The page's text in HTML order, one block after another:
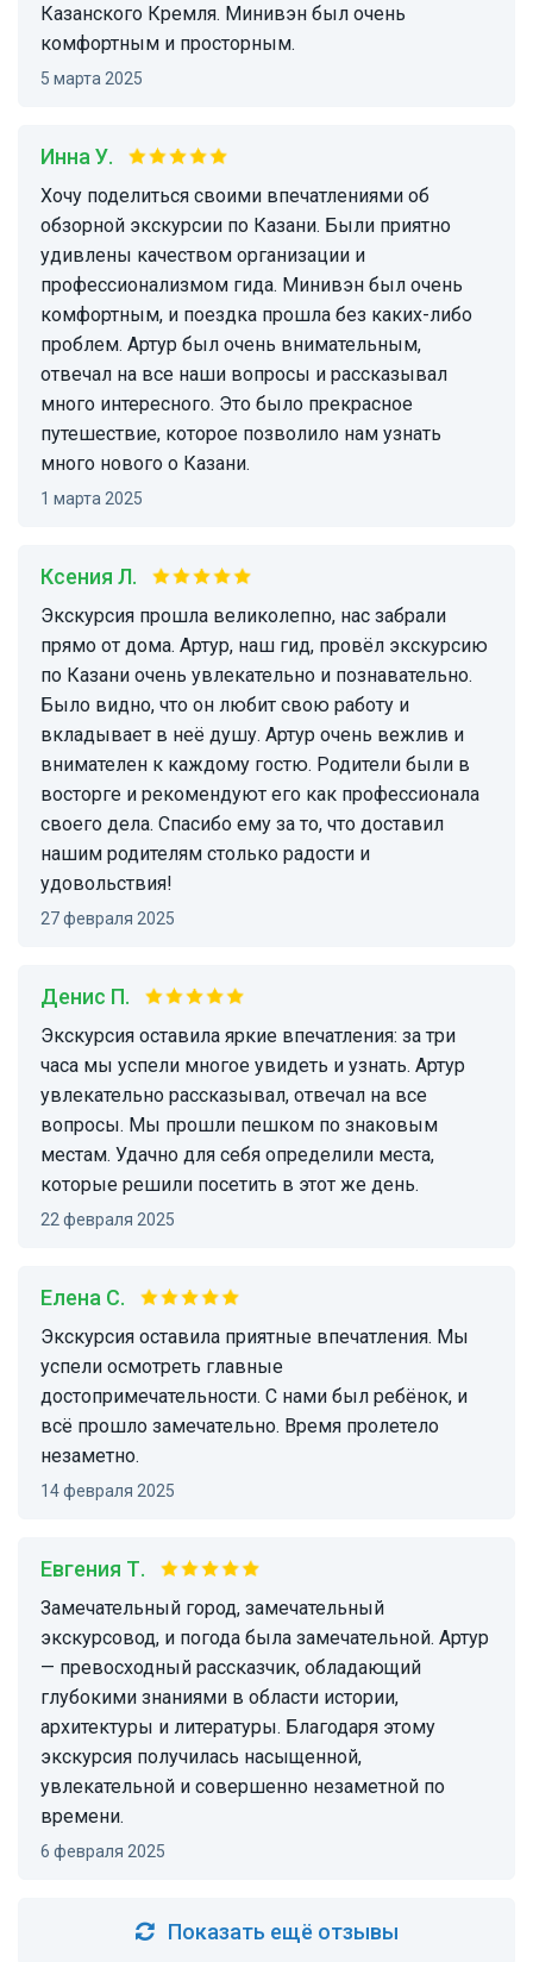
Казанского Кремля. Минивэн был очень
комфортным и просторным.
5 марта 2025
Инна У.
Хочу поделиться своими впечатлениями об
обзорной экскурсии по Казани. Были приятно
удивлены качеством организации и
профессионализмом гида. Минивэн был очень
комфортным, и поездка прошла без каких-либо
проблем. Артур был очень внимательным,
отвечал на все наши вопросы и рассказывал
много интересного. Это было прекрасное
путешествие, которое позволило нам узнать
много нового о Казани.
1 марта 2025
Ксения Л.
Экскурсия прошла великолепно, нас забрали
прямо от дома. Артур, наш гид, провёл экскурсию
по Казани очень увлекательно и познавательно.
Было видно, что он любит свою работу и
вкладывает в неё душу. Артур очень вежлив и
внимателен к каждому гостю. Родители были в
восторге и рекомендуют его как профессионала
своего дела. Спасибо ему за то, что доставил
нашим родителям столько радости и
удовольствия!
27 февраля 2025
Денис П.
Экскурсия оставила яркие впечатления: за три
часа мы успели многое увидеть и узнать. Артур
увлекательно рассказывал, отвечал на все
вопросы. Мы прошли пешком по знаковым
местам. Удачно для себя определили места,
которые решили посетить в этот же день.
22 февраля 2025
Елена С.
Экскурсия оставила приятные впечатления. Мы
успели осмотреть главные
достопримечательности. С нами был ребёнок, и
всё прошло замечательно. Время пролетело
незаметно.
14 февраля 2025
Евгения Т.
Замечательный город, замечательный
экскурсовод, и погода была замечательной. Артур
— превосходный рассказчик, обладающий
глубокими знаниями в области истории,
архитектуры и литературы. Благодаря этому
экскурсия получилась насыщенной,
увлекательной и совершенно незаметной по
времени.
6 февраля 2025
Показать ещё отзывы